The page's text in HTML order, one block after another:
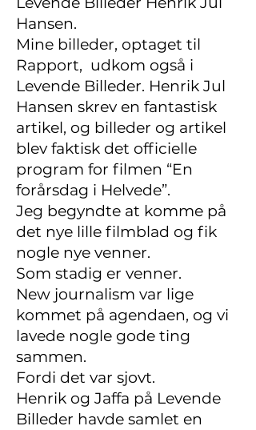
Hansen.
Mine billeder, optaget til
Rapport, udkom også i
Levende Billeder. Henrik Jul
Hansen skrev en fantastisk
artikel, og billeder og artikel
blev faktisk det officielle
program for filmen “En
forårsdag i Helvede”.
Jeg begyndte at komme på
det nye lille filmblad og fik
nogle nye venner.
Som stadig er venner.
New journalism var lige
kommet på agendaen, og vi
lavede nogle gode ting
sammen.
Fordi det var sjovt.
Henrik og Jaffa på Levende
Billeder havde samlet en